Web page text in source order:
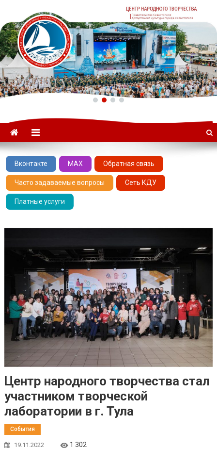
ГАУК «ЦНТ» –
Севастопольский Центр
народного творчества
Вконтакте MAX Обратная связь
Часто задаваемые вопросы Сеть КДУ
Платные услуги
Центр народного творчества стал
участником творческой
лаборатории в г. Тула
События
19.11.2022 1 302